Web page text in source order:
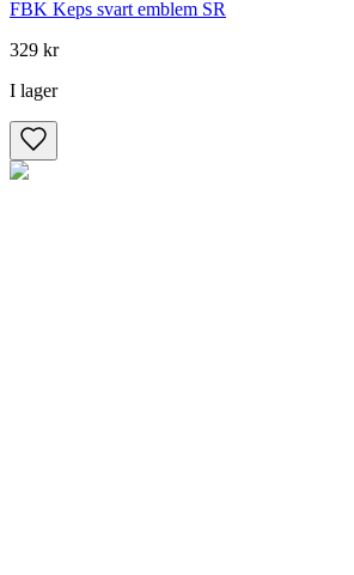
FBK Keps svart emblem SR
329 kr
I lager